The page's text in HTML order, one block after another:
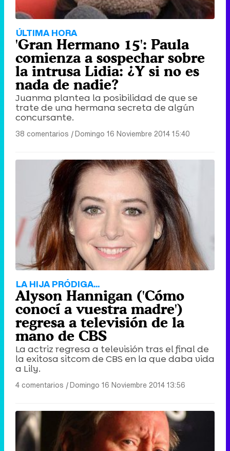
ÚLTIMA HORA
'Gran Hermano 15': Paula
comienza a sospechar sobre
la intrusa Lidia: ¿Y si no es
nada de nadie?
Juanma plantea la posibilidad de que se
trate de una hermana secreta de algún
concursante.
38 comentarios |Domingo 16 Noviembre 2014 15:40
LA HIJA PRÓDIGA...
Alyson Hannigan ('Cómo
conocí a vuestra madre')
regresa a televisión de la
mano de CBS
La actriz regresa a televisión tras el final de
la exitosa sitcom de CBS en la que daba vida
a Lily.
4 comentarios |Domingo 16 Noviembre 2014 13:56